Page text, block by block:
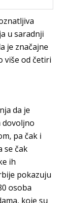
u saradnji
je značajne
više od četiri
da je
dovoljno
pa čak i
se čak
ih
pokazuju
osoba
koje su